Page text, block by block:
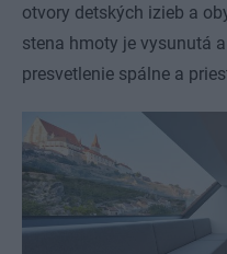
otvory detských izieb a
stena hmoty je vysunutá
presvetlenie spálne a